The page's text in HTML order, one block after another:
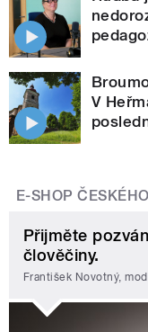
V
E-SHOP
Přijměte
člověčiny.
František Novotný,